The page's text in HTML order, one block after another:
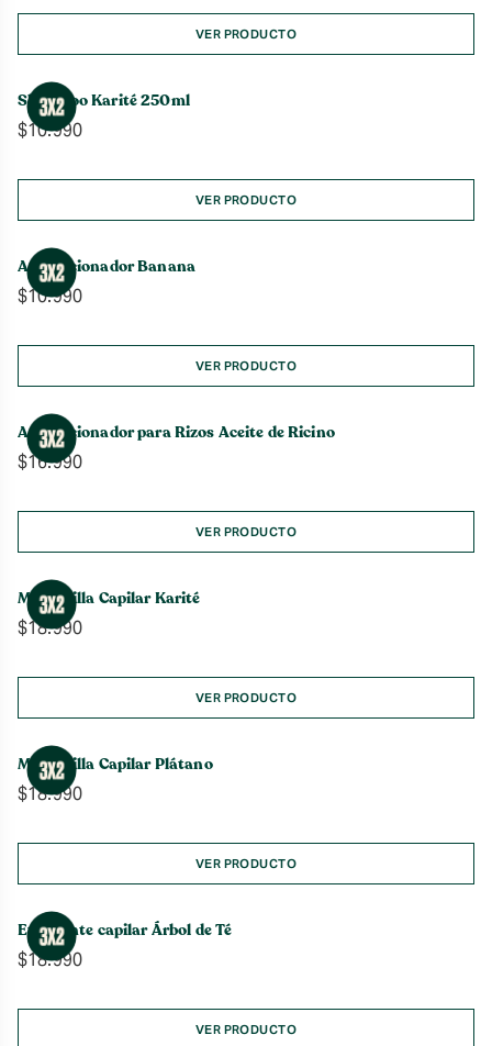
VER PRODUCTO
Shampoo Karité 250ml
$10.990
VER PRODUCTO
Acondicionador Banana
$10.990
VER PRODUCTO
Acondicionador para Rizos Aceite de Ricino
$16.990
VER PRODUCTO
Mascarilla Capilar Karité
$18.990
VER PRODUCTO
Mascarilla Capilar Plátano
$18.990
VER PRODUCTO
Exfoliante capilar Árbol de Té
$18.990
VER PRODUCTO